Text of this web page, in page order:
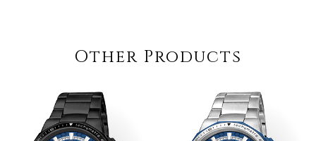
Other Products